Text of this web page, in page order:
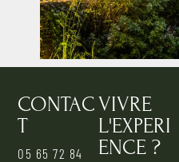
CONTAC
T
05 65 72 84
VIVRE
L'EXPERI
ENCE ?